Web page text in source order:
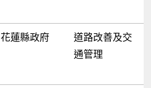
花蓮縣政府
道路改善及交
通管理